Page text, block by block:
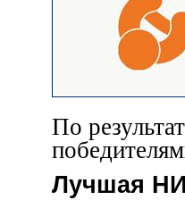
По
Лучшая